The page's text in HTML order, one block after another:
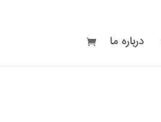
درباره ما